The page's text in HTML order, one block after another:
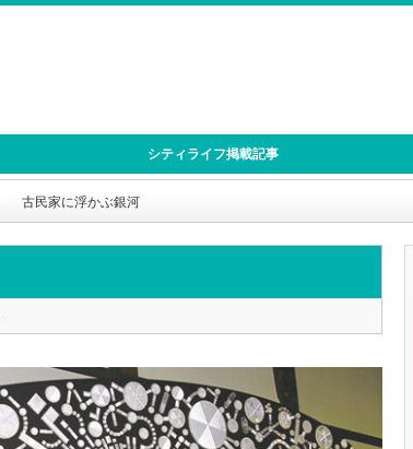
シティライフ掲載記事
古民家に浮かぶ銀河